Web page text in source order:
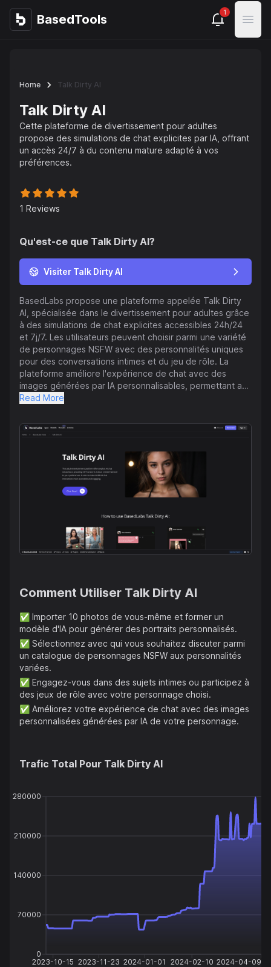
BasedTools
BasedTools 1
Open
Home Talk Dirty AI
Talk Dirty AI
Cette plateforme de divertissement pour adultes
propose des simulations de chat explicites par IA, offrant
un accès 24/7 à du contenu mature adapté à vos
préférences.
1 Reviews
Qu'est-ce que Talk Dirty AI?
Visiter Talk Dirty AI
BasedLabs propose une plateforme appelée Talk Dirty
AI, spécialisée dans le divertissement pour adultes grâce
à des simulations de chat explicites accessibles 24h/24
et 7j/7. Les utilisateurs peuvent choisir parmi une variété
de personnages NSFW avec des personnalités uniques
pour des conversations intimes et du jeu de rôle. La
plateforme améliore l'expérience de chat avec des
images générées par IA personnalisables, permettant aux
utilisateurs d'adapter l'apparence et l'environnement de
interactions réalistes similaires à une conversation
humaine, offrant une expérience plus immersive. Pour
BasedLabs maintient une confidentialité stricte et un
environnement sécurisé pour toutes les interactions. La
plateforme inclut des fonctionnalités telles que des
améliorations visuelles personnalisées et une gamme
préférences. De plus, BasedLabs propose divers outils IA
au-delà du divertissement pour adultes, notamment des
générateurs d'art IA, des outils d'échange de visages, et
plus encore, destinés à des projets créatifs et d'autres
liées à la fonctionnalité, la confidentialité, les coûts et le
sexuel. BasedLabs se positionne en tant que fournisseur
d'outils IA multifonctionnels, facilitant la créativité et la
création de contenu adapté à l'utilisateur à travers
différents genres et formats.
Read More
Comment Utiliser Talk Dirty AI
✅ Importer 10 photos de vous-même et former un
modèle d'IA pour générer des portraits personnalisés.
✅ Sélectionnez avec qui vous souhaitez discuter parmi
un catalogue de personnages NSFW aux personnalités
variées.
✅ Engagez-vous dans des sujets intimes ou participez à
des jeux de rôle avec votre personnage choisi.
✅ Améliorez votre expérience de chat avec des images
personnalisées générées par IA de votre personnage.
Trafic Total Pour Talk Dirty AI
2023-10-15 2023-11-23 2024-01-01 2024-02-10 2024-04-09
0
70000
140000
210000
280000